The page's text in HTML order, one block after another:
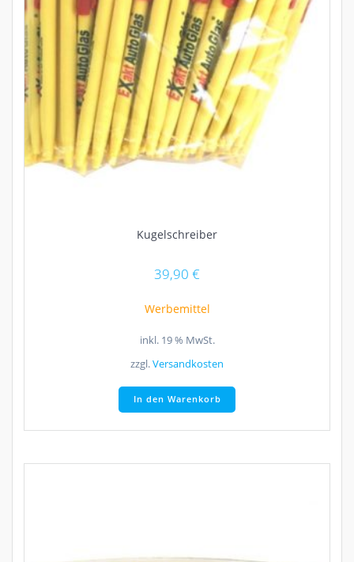
Kugelschreiber
39,90 €
Werbemittel
inkl. 19 % MwSt.
zzgl.Versandkosten
In den Warenkorb